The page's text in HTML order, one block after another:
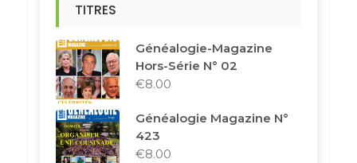
TITRES
Généalogie-Magazine
Hors-Série N° 02
€8.00
Généalogie Magazine N°
423
€8.00